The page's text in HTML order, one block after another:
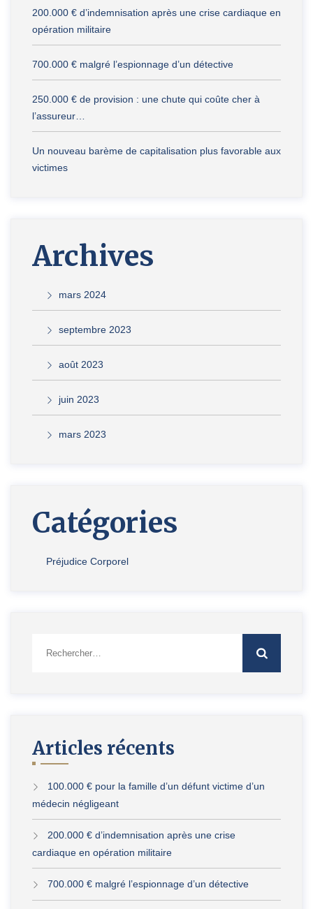
200.000 € d’indemnisation après une crise cardiaque en
opération militaire
700.000 € malgré l’espionnage d’un détective
250.000 € de provision : une chute qui coûte cher à
l’assureur…
Un nouveau barème de capitalisation plus favorable aux
victimes
Archives
mars 2024
septembre 2023
août 2023
juin 2023
mars 2023
Catégories
Préjudice Corporel
Articles récents
100.000 € pour la famille d’un défunt victime d’un
médecin négligeant
200.000 € d’indemnisation après une crise
cardiaque en opération militaire
700.000 € malgré l’espionnage d’un détective